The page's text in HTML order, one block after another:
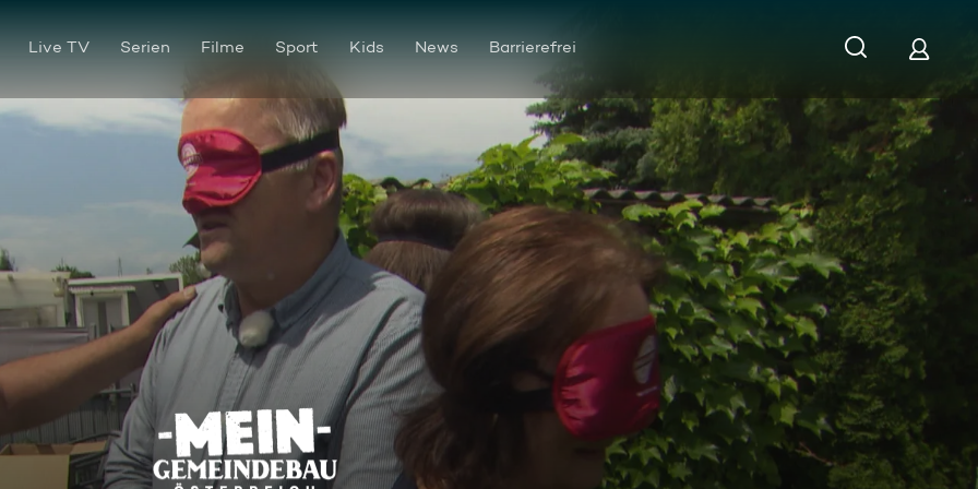
Live TV Serien Filme Sport Kids News Barrierefrei
Blinddate im Gemeindebau